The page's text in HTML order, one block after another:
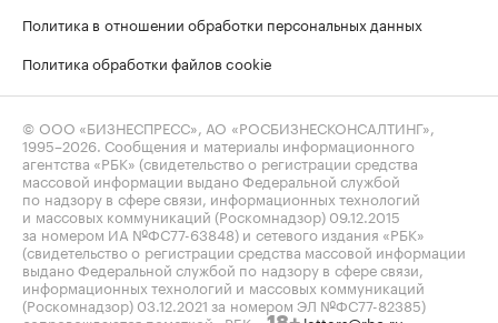
Политика в отношении обработки персональных данных
Политика обработки файлов cookie
© ООО «БИЗНЕСПРЕСС», АО «РОСБИЗНЕСКОНСАЛТИНГ»,
1995–2026 . Сообщения и материалы информационного
агентства «РБК» (свидетельство о регистрации средства
массовой информации выдано Федеральной службой
по надзору в сфере связи, информационных технологий
и массовых коммуникаций (Роскомнадзор) 09.12.2015
за номером ИА №ФС77-63848) и сетевого издания «РБК»
(свидетельство о регистрации средства массовой информации
выдано Федеральной службой по надзору в сфере связи,
информационных технологий и массовых коммуникаций
(Роскомнадзор) 03.12.2021 за номером ЭЛ №ФС77-82385)